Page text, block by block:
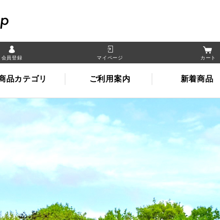
会員登録 マイページ カート
品カテゴリ ご利用案内 新着商品